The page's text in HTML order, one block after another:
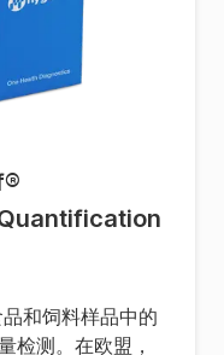
®
和饲料样品中的
检测。在欧盟，